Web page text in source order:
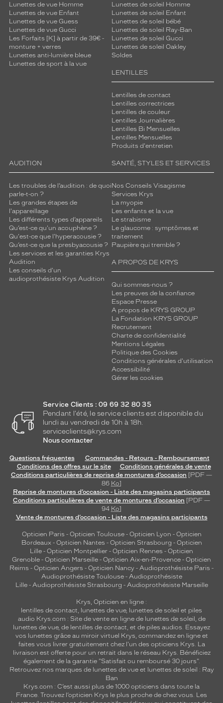
Lunettes de vue Homme
Lunettes de vue Enfant
Lunettes de vue Guess
Lunettes de vue Gucci
Les Forfaits [K] à partir de 39€ -
monture + verres
Lunettes anti-lumière bleue
Lunettes de sport à la vue
Lunettes de soleil Homme
Lunettes de soleil Enfant
Lunettes de soleil bébé
Lunettes de soleil Ray-Ban
Lunettes de soleil Gucci
Lunettes de soleil Oakley
Soldes
LENTILLES
Lentilles de contact
Lentilles correctrices
Lentilles de couleur
Lentilles Journalières
Lentilles Bi Mensuelles
Lentilles Mensuelles
Produits d'entretien
AUDITION
Les troubles de l’audition : de quoi
parle-t-on ?
Les grandes étapes de
l'appareillage
Les différents types d’appareils
Qu’est-ce qu'un acouphène ?
Qu'est-ce que l'hyperacousie ?
Qu’est-ce que la presbyacousie ?
Les services et les garanties Krys
Audition
Les conseils d'un
audioprothésiste Krys Audition
SANTÉ, STYLES ET SERVICES
Nos Conseils Visagisme
Services Krys
La myopie
Les enfants et la vue
Le strabisme
Le glaucome : symptômes et
traitement
Paupière qui tremble ?
A PROPOS DE KRYS
Qui sommes-nous ?
Les preuves de la confiance
Espace Presse
A propos de KRYS GROUP
La Fondation KRYS GROUP
Recrutement
Charte de confidentialité
Mentions Légales
Politique des Cookies
Conditions générales d'utilisation
Accessibilité
Gérer les cookies
Service Clients : 09 69 32 80 35
Pendant l'été, le service clients est disponible du
lundi au vendredi de 10h à 18h.
serviceclients@krys.com
Nous contacter
Questions fréquentes
Commandes - Retours - Remboursement
Conditions des offres sur le site
Conditions générales de vente
Conditions particulières de reprise de montures d’occasion [PDF —
86 Ko]
Reprise de montures d’occasion - Liste des magasins participants
Conditions particulières de vente de montures d’occasion [PDF —
94 Ko]
Vente de montures d’occasion - Liste des magasins participants
Opticien Paris - Opticien Toulouse- Opticien Lyon - Opticien
Bordeaux- Opticien Nantes - Opticien Strasbourg - Opticien
Lille - Opticien Montpellier - Opticien Rennes - Opticien
Grenoble - Opticien Marseille - Opticien Aix-en-Provence - Opticien
Reims - Opticien Angers - Opticien Nancy - Audioprothésiste Paris -
Audioprothésiste Toulouse- Audioprothésiste
Lille- Audioprothésiste Strasbourg - Audioprothésiste Marseille
Krys, Opticien en ligne :
lentilles de contact, lunettes de vue, lunettes de soleil et piles
audio Krys.com : Site de vente en ligne de lunettes de soleil, de
lunettes de vue, de lentilles de contact, et de piles audios. Essayez
vos lunettes grâce au miroir virtuel Krys, commandez en ligne et
faites vous livrer gratuitement chez l'un des opticiens Krys. La
livraison est offerte pour un retrait dans le réseau Krys. Bénéficiez
également de la garantie "Satisfait ou remboursé 30 jours".
Retrouvez nos marques de lunettes de vue et lunettes de soleil : Ray
Ban
Krys.com : C’est aussi plus de 1000 opticiens dans toute la
France. Trouvez l’opticien Krys le plus proche de chez vous. Les